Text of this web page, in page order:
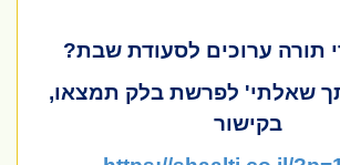
תורה ערוכים לסעודת שבת?
שאלתי' לפרשת בלק תמצאו,
בקישור